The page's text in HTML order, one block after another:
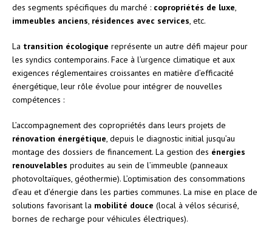
des segments spécifiques du marché : copropriétés de luxe
immeubles anciens résidences avec services , etc.
La transition écologique représente un autre défi majeur pour
les syndics contemporains. Face à l’urgence climatique et aux
exigences réglementaires croissantes en matière d’efficacité
énergétique, leur rôle évolue pour intégrer de nouvelles
compétences :
L’accompagnement des copropriétés dans leurs projets de
rénovation énergétique , depuis le diagnostic initial jusqu’au
montage des dossiers de financement. La gestion des énergies
renouvelables produites au sein de l’immeuble (panneaux
photovoltaïques, géothermie). L’optimisation des consommations
d’eau et d’énergie dans les parties communes. La mise en place de
solutions favorisant la mobilité douce (local à vélos sécurisé,
bornes de recharge pour véhicules électriques).